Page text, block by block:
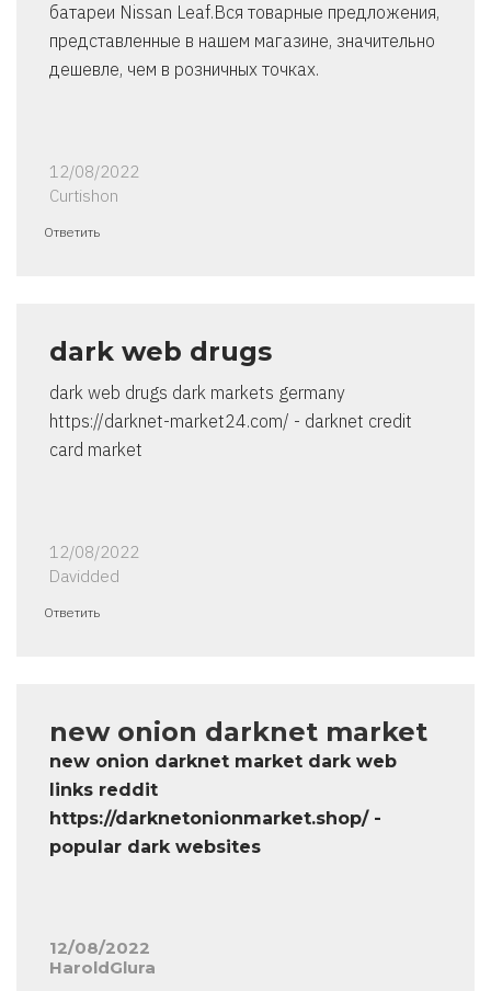
батареи Nissan Leaf.Вся товарные предложения,
представленные в нашем магазине, значительно
дешевле, чем в розничных точках.
12/08/2022
Curtishon
Ответить
dark web drugs
dark web drugs dark markets germany
https://darknet-market24.com/ - darknet credit
card market
12/08/2022
Davidded
Ответить
new onion darknet market
new onion darknet market dark web
links reddit
https://darknetonionmarket.shop/ -
popular dark websites
12/08/2022
HaroldGlura